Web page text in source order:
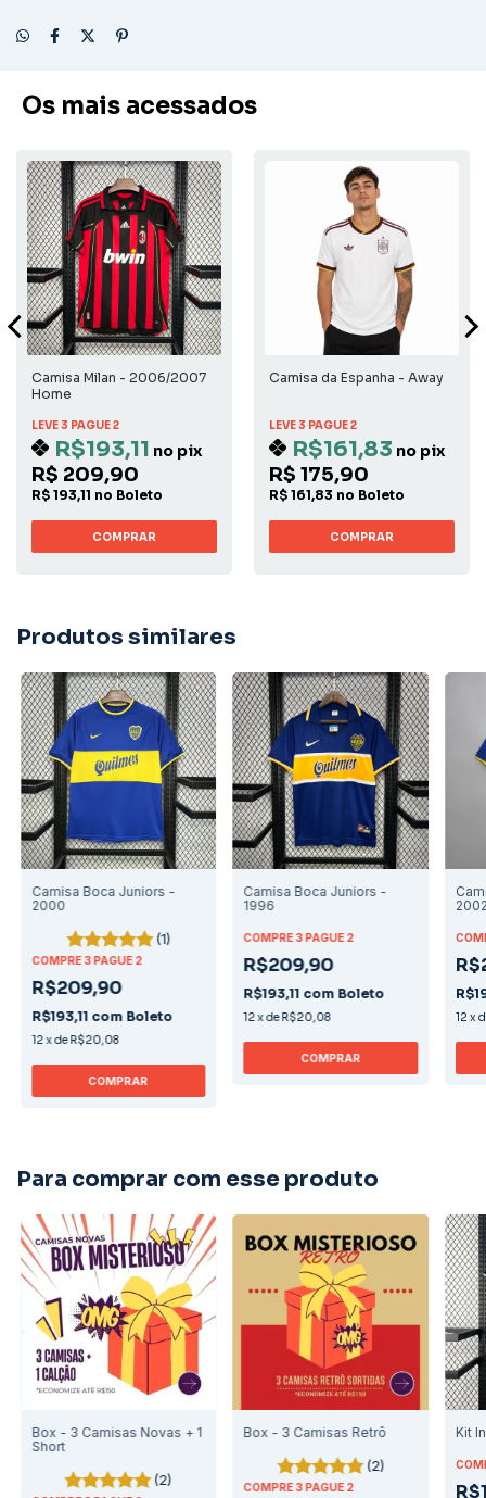
Os mais acessados
Camisa Milan - 2006/2007
Home
LEVE 3 PAGUE 2
R$193,11 no pix
R$ 209,90
R$ 193,11 no Boleto
COMPRAR
Camisa da Espanha - Away
LEVE 3 PAGUE 2
R$161,83 no pix
R$ 175,90
R$ 161,83 no Boleto
COMPRAR
Produtos similares
Camisa Boca Juniors -
2000
(1)
COMPRE 3 PAGUE 2
R$209,90
R$193,11 com Boleto
12xdeR$20,08
COMPRAR
Camisa Boca Juniors -
1996
COMPRE 3 PAGUE 2
R$209,90
R$193,11 com Boleto
12xdeR$20,08
COMPRAR
12 x
Para comprar com esse produto
Box - 3 Camisas Novas + 1
Short
(2)
Box - 3 Camisas Retrô
(2)
COMPRE 3 PAGUE 2
Kit